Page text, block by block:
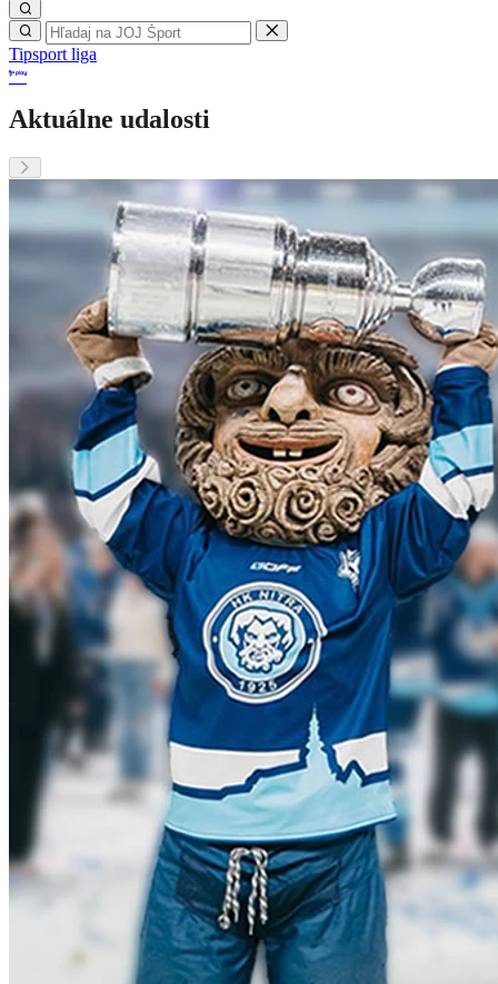
Tipsport liga
Aktuálne udalosti